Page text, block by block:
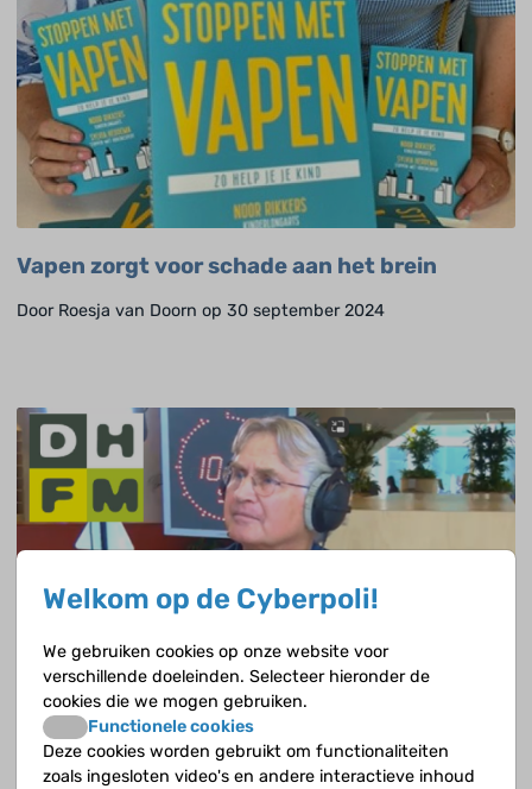
Vapen zorgt voor schade aan het brein
Door Roesja van Doorn op 30 september 2024
Cyberpoli op de radio!
Door Roesja van Doorn op 23 september 2024
Welkom op de Cyberpoli!
We gebruiken cookies op onze website voor
verschillende doeleinden. Selecteer hieronder de
cookies die we mogen gebruiken.
Functionele cookies
Deze cookies worden gebruikt om functionaliteiten
zoals ingesloten video's en andere interactieve inhoud